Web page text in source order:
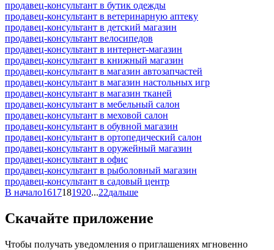
продавец-консультант в бутик одежды
продавец-консультант в ветеринарную аптеку
продавец-консультант в детский магазин
продавец-консультант велосипедов
продавец-консультант в интернет-магазин
продавец-консультант в книжный магазин
продавец-консультант в магазин автозапчастей
продавец-консультант в магазин настольных игр
продавец-консультант в магазин тканей
продавец-консультант в мебельный салон
продавец-консультант в меховой салон
продавец-консультант в обувной магазин
продавец-консультант в ортопедический салон
продавец-консультант в оружейный магазин
продавец-консультант в офис
продавец-консультант в рыболовный магазин
продавец-консультант в садовый центр
В начало1617181920...22дальше
Скачайте приложение
Чтобы получать уведомления о приглашениях мгновенно